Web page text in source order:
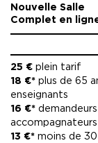
Nouvelle Salle
Complet en
25 € plein tarif
18 €* plus de 65
enseignants
16 €*
accompagnateurs
13 €* moins de